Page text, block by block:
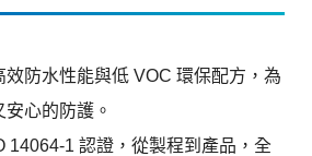
防水性能與低 VOC 環保配方，為
心的防護。
14064-1 認證，從製程到產品，全